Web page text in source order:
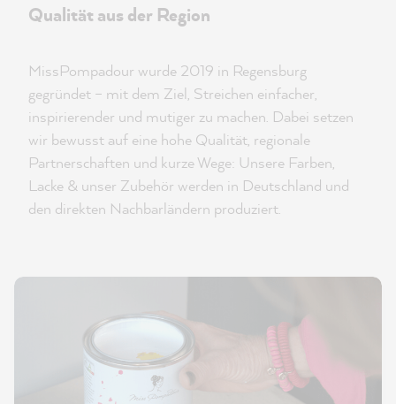
Qualität aus der Region
MissPompadour wurde 2019 in Regensburg
gegründet – mit dem Ziel, Streichen einfacher,
inspirierender und mutiger zu machen. Dabei setzen
wir bewusst auf eine hohe Qualität, regionale
Partnerschaften und kurze Wege: Unsere Farben,
Lacke & unser Zubehör werden in Deutschland und
den direkten Nachbarländern produziert.